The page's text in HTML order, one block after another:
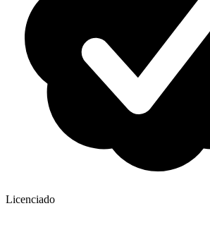
Licenciado